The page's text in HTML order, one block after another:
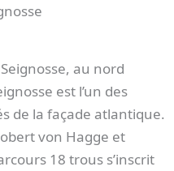
au nord
est l’un des
de la façade atlantique.
von Hagge et
18 trous s’inscrit